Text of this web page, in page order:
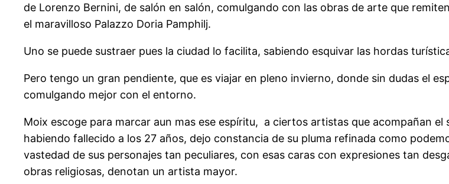
de Lorenzo Bernini, de salón en salón, comulgando con las obras de arte que
el maravilloso Palazzo Doria Pamphilj.
Uno se puede sustraer pues la ciudad lo facilita, sabiendo esquivar las hordas
Pero tengo un gran pendiente, que es viajar en pleno invierno, donde sin dudas el
comulgando mejor con el entorno.
Moix escoge para marcar aun mas ese espíritu, a ciertos artistas que acompañan
habiendo fallecido a los 27 años, dejo constancia de su pluma refinada como
vastedad de sus personajes tan peculiares, con esas caras con expresiones tan
obras religiosas, denotan un artista mayor.